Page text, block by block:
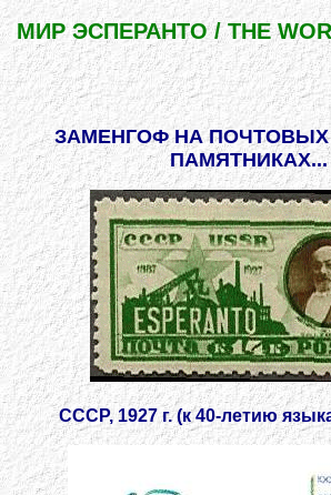
МИР ЭСПЕРАНТО / THE
ЗАМЕНГОФ НА ПОЧТОВЫХ
ПАМЯТНИКАХ...
СССР, 1927 г. (к 40-летию